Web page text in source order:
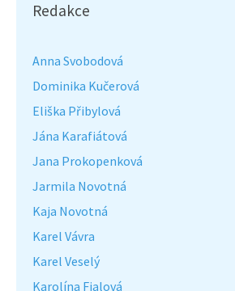
Redakce
Anna Svobodová
Dominika Kučerová
Eliška Přibylová
Jána Karafiátová
Jana Prokopenková
Jarmila Novotná
Kaja Novotná
Karel Vávra
Karel Veselý
Karolína Fialová